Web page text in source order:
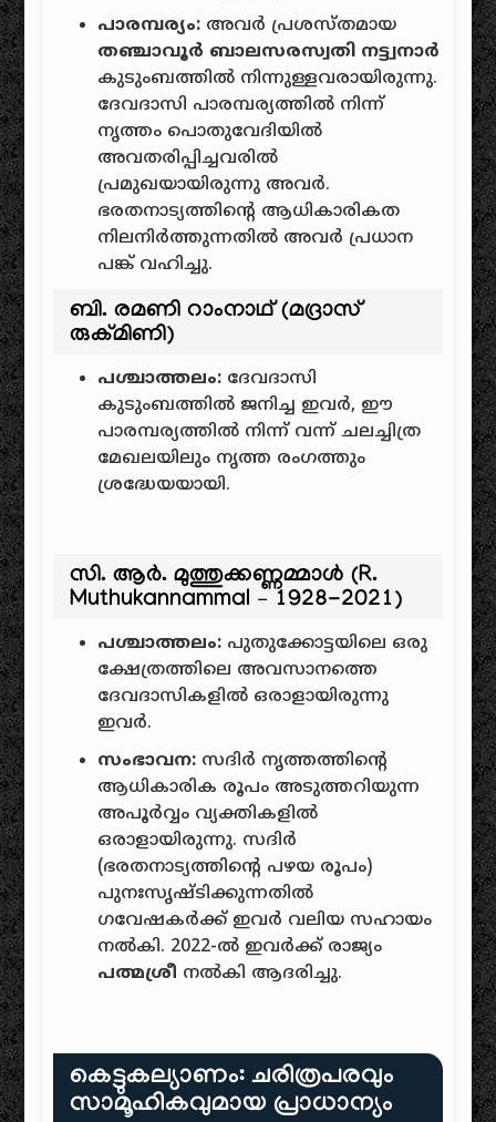
പാരമ്പര്യം: അവർ പ്രശസ്തമായ
തഞ്ചാവൂർ ബാലസരസ്വതി നട്ട്വനാർ
കുടുംബത്തിൽ നിന്നുള്ളവരായിരുന്നു.
ദേവദാസി പാരമ്പര്യത്തിൽ നിന്ന്
നൃത്തം പൊതുവേദിയിൽ
അവതരിപ്പിച്ചവരിൽ
പ്രമുഖയായിരുന്നു അവർ.
ഭരതനാട്യത്തിന്റെ ആധികാരികത
നിലനിർത്തുന്നതിൽ അവർ പ്രധാന
പങ്ക് വഹിച്ചു.
ബി. രമണി റാംനാഥ് (മദ്രാസ്
രുക്മിണി)
പശ്ചാത്തലം: ദേവദാസി
കുടുംബത്തിൽ ജനിച്ച ഇവർ, ഈ
പാരമ്പര്യത്തിൽ നിന്ന് വന്ന് ചലച്ചിത്ര
മേഖലയിലും നൃത്ത രംഗത്തും
ശ്രദ്ധേയയായി.
സി. ആർ. മുത്തുക്കണ്ണമ്മാൾ (R.
Muthukannammal – 1928-2021)
പശ്ചാത്തലം: പുതുക്കോട്ടയിലെ ഒരു
ക്ഷേത്രത്തിലെ അവസാനത്തെ
ദേവദാസികളിൽ ഒരാളായിരുന്നു
ഇവർ.
സംഭാവന: സദിർ നൃത്തത്തിന്റെ
ആധികാരിക രൂപം അടുത്തറിയുന്ന
അപൂർവ്വം വ്യക്തികളിൽ
ഒരാളായിരുന്നു. സദിർ
(ഭരതനാട്യത്തിന്റെ പഴയ രൂപം)
പുനഃസൃഷ്ടിക്കുന്നതിൽ
ഗവേഷകർക്ക് ഇവർ വലിയ സഹായം
നൽകി. 2022-ൽ ഇവർക്ക് രാജ്യം
പത്മശ്രീ നൽകി ആദരിച്ചു.
കെട്ടുകല്യാണം: ചരിത്രപരവും
സാമൂഹികവുമായ പ്രാധാന്യം